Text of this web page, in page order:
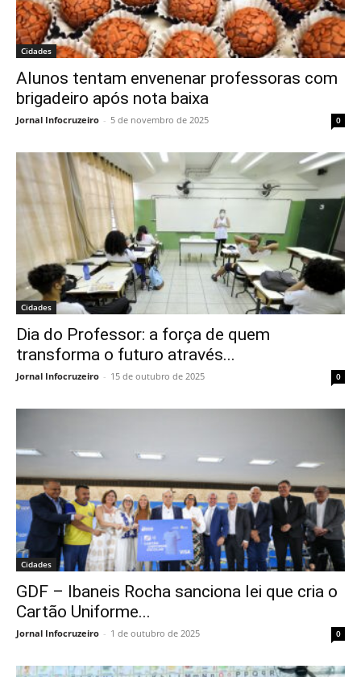
Cidades
Alunos tentam envenenar professoras com
brigadeiro após nota baixa
Jornal Infocruzeiro - 5 de novembro de 2025 0
Cidades
Dia do Professor: a força de quem
transforma o futuro através...
Jornal Infocruzeiro - 15 de outubro de 2025 0
Cidades
GDF – Ibaneis Rocha sanciona lei que cria o
Cartão Uniforme...
Jornal Infocruzeiro - 1 de outubro de 2025 0